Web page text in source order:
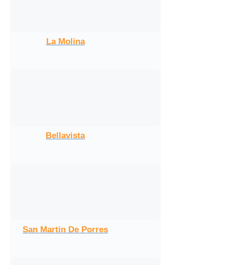
La Molina
Bellavista
San Martin De Porres